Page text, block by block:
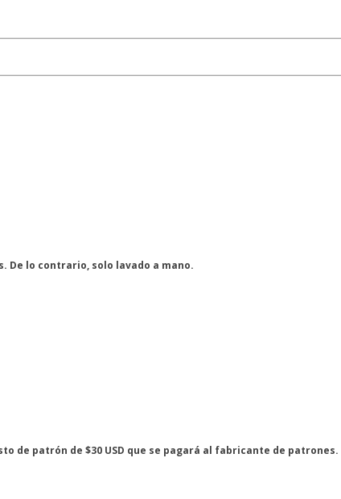
De lo contrario, solo lavado a mano.
de patrón de $30 USD que se pagará al fabricante de patrones.